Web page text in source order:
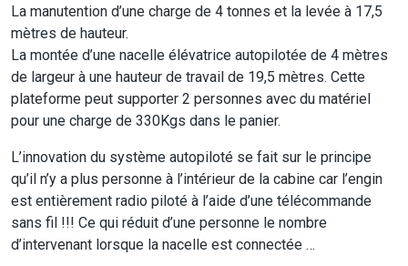
La manutention d’une charge de 4 tonnes et la levée à 17,5
mètres de hauteur.
La montée d’une nacelle élévatrice autopilotée de 4 mètres
de largeur à une hauteur de travail de 19,5 mètres. Cette
plateforme peut supporter 2 personnes avec du matériel
pour une charge de 330Kgs dans le panier.
L’innovation du système autopiloté se fait sur le principe
qu’il n’y a plus personne à l’intérieur de la cabine car l’engin
est entièrement radio piloté à l’aide d’une télécommande
sans fil !!! Ce qui réduit d’une personne le nombre
d’intervenant lorsque la nacelle est connectée …